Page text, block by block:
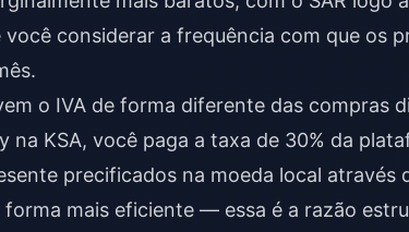
considerar a frequência com que os
o IVA de forma diferente das compras
na KSA, você paga a taxa de 30% da
precificados na moeda local através
mais eficiente — essa é a razão